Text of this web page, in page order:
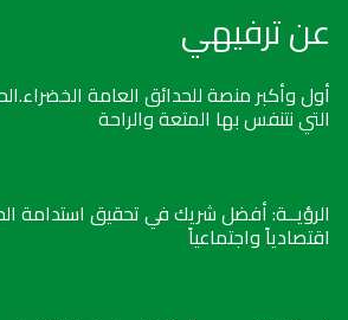
عن ترفيهي
أول وأكبر منصة للحدائق العامة
التي نتنفس بها المتعة والراحة
الرؤيــة: أفضل شريك في تحقيق استدامة
اقتصادياً واجتماعياً